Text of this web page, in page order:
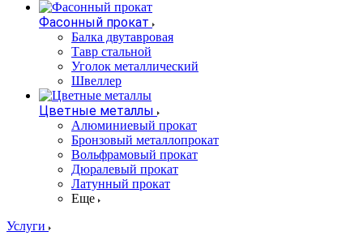
Фасонный прокат
Балка двутавровая
Тавр стальной
Уголок металлический
Швеллер
Цветные металлы
Алюминиевый прокат
Бронзовый металлопрокат
Вольфрамовый прокат
Дюралевый прокат
Латунный прокат
Еще
Услуги